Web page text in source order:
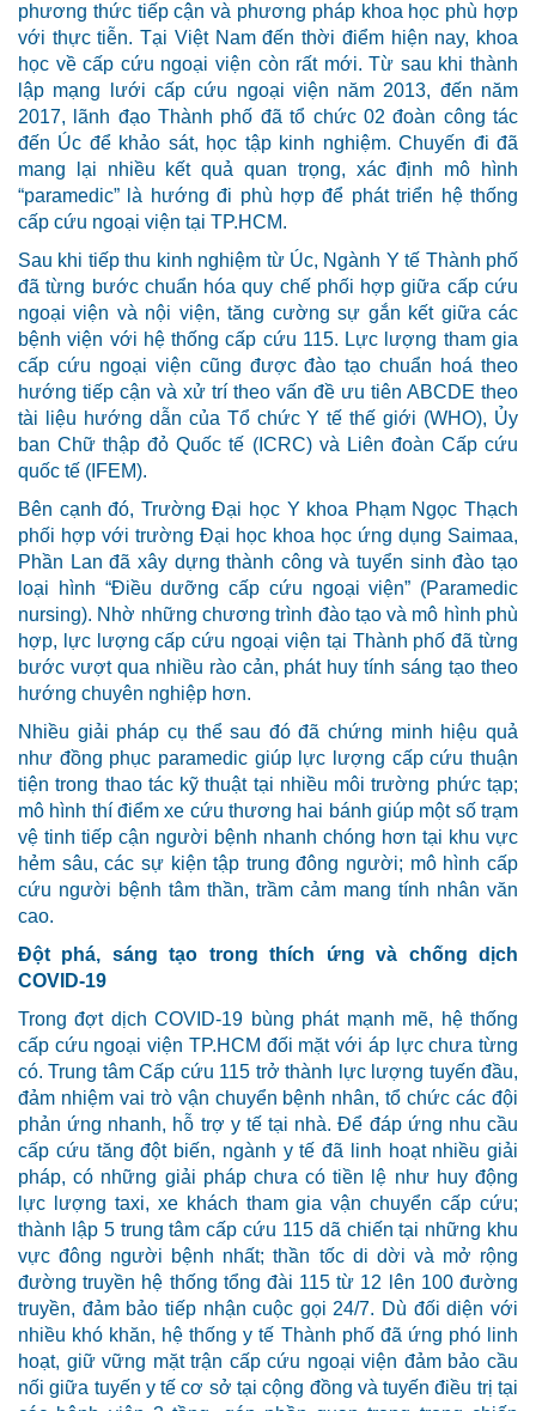
phương thức tiếp cận và phương pháp khoa học phù hợp
với thực tiễn. Tại Việt Nam đến thời điểm hiện nay, khoa
học về cấp cứu ngoại viện còn rất mới. Từ sau khi thành
lập mạng lưới cấp cứu ngoại viện năm 2013, đến năm
2017, lãnh đạo Thành phố đã tổ chức 02 đoàn công tác
đến Úc để khảo sát, học tập kinh nghiệm. Chuyến đi đã
mang lại nhiều kết quả quan trọng, xác định mô hình
“paramedic” là hướng đi phù hợp để phát triển hệ thống
cấp cứu ngoại viện tại TP.HCM.
Sau khi tiếp thu kinh nghiệm từ Úc, Ngành Y tế Thành phố
đã từng bước chuẩn hóa quy chế phối hợp giữa cấp cứu
ngoại viện và nội viện, tăng cường sự gắn kết giữa các
bệnh viện với hệ thống cấp cứu 115. Lực lượng tham gia
cấp cứu ngoại viện cũng được đào tạo chuẩn hoá theo
hướng tiếp cận và xử trí theo vấn đề ưu tiên ABCDE theo
tài liệu hướng dẫn của Tổ chức Y tế thế giới (WHO), Ủy
ban Chữ thập đỏ Quốc tế (ICRC) và Liên đoàn Cấp cứu
quốc tế (IFEM).
Bên cạnh đó, Trường Đại học Y khoa Phạm Ngọc Thạch
phối hợp với trường Đại học khoa học ứng dụng Saimaa,
Phần Lan đã xây dựng thành công và tuyển sinh đào tạo
loại hình “Điều dưỡng cấp cứu ngoại viện” (Paramedic
nursing). Nhờ những chương trình đào tạo và mô hình phù
hợp, lực lượng cấp cứu ngoại viện tại Thành phố đã từng
bước vượt qua nhiều rào cản, phát huy tính sáng tạo theo
hướng chuyên nghiệp hơn.
Nhiều giải pháp cụ thể sau đó đã chứng minh hiệu quả
như đồng phục paramedic giúp lực lượng cấp cứu thuận
tiện trong thao tác kỹ thuật tại nhiều môi trường phức tạp;
mô hình thí điểm xe cứu thương hai bánh giúp một số trạm
vệ tinh tiếp cận người bệnh nhanh chóng hơn tại khu vực
hẻm sâu, các sự kiện tập trung đông người; mô hình cấp
cứu người bệnh tâm thần, trầm cảm mang tính nhân văn
cao.
Đột phá, sáng tạo trong thích ứng và chống dịch
COVID-19
Trong đợt dịch COVID-19 bùng phát mạnh mẽ, hệ thống
cấp cứu ngoại viện TP.HCM đối mặt với áp lực chưa từng
có. Trung tâm Cấp cứu 115 trở thành lực lượng tuyến đầu,
đảm nhiệm vai trò vận chuyển bệnh nhân, tổ chức các đội
phản ứng nhanh, hỗ trợ y tế tại nhà. Để đáp ứng nhu cầu
cấp cứu tăng đột biến, ngành y tế đã linh hoạt nhiều giải
pháp, có những giải pháp chưa có tiền lệ như huy động
lực lượng taxi, xe khách tham gia vận chuyển cấp cứu;
thành lập 5 trung tâm cấp cứu 115 dã chiến tại những khu
vực đông người bệnh nhất; thần tốc di dời và mở rộng
đường truyền hệ thống tổng đài 115 từ 12 lên 100 đường
truyền, đảm bảo tiếp nhận cuộc gọi 24/7. Dù đối diện với
nhiều khó khăn, hệ thống y tế Thành phố đã ứng phó linh
hoạt, giữ vững mặt trận cấp cứu ngoại viện đảm bảo cầu
nối giữa tuyến y tế cơ sở tại cộng đồng và tuyến điều trị tại